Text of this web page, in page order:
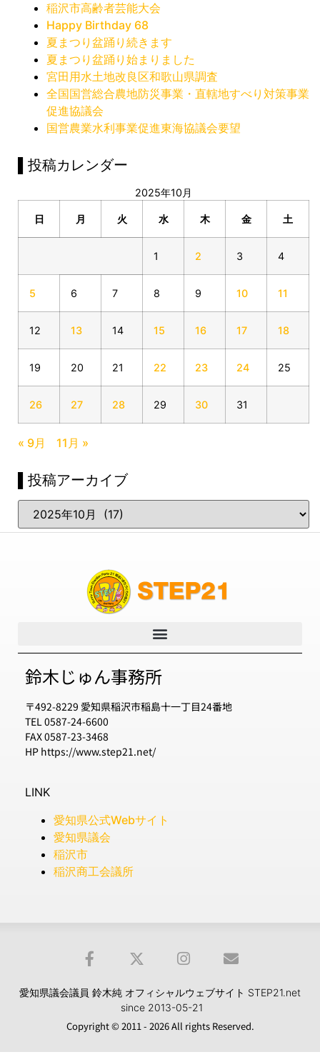
稲沢市高齢者芸能大会
Happy Birthday 68
夏まつり盆踊り続きます
夏まつり盆踊り始まりました
宮田用水土地改良区和歌山県調査
全国国営総合農地防災事業・直轄地すべり対策事業
促進協議会
国営農業水利事業促進東海協議会要望
▌投稿カレンダー
2025年10月
日 月 火 水 木 金 土
1 2 3 4
5 6 7 8 9 10 11
12 13 14 15 16 17 18
19 20 21 22 23 24 25
26 27 28 29 30 31
« 9月 11月 »
▌投稿アーカイブ
鈴木じゅん事務所
〒492-8229 愛知県稲沢市稲島十一丁目24番地
TEL 0587-24-6600
FAX 0587-23-3468
HP https://www.step21.net/
LINK
愛知県公式Webサイト
愛知県議会
稲沢市
稲沢商工会議所
愛知県議会議員 鈴木純 オフィシャルウェブサイト STEP21.net
since 2013-05-21
Copyright © 2011 - 2026 All rights Reserved.